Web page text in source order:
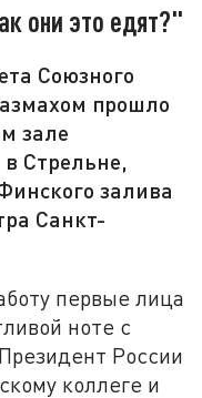
они это едят?"
Союзного
прошло
зале
Стрельне,
залива
Санкт-
первые лица
ноте с
России
коллеге и